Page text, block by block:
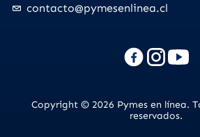
contacto@pymesenlinea.cl
Copyright © 2026 Pymes en línea.
reservados.